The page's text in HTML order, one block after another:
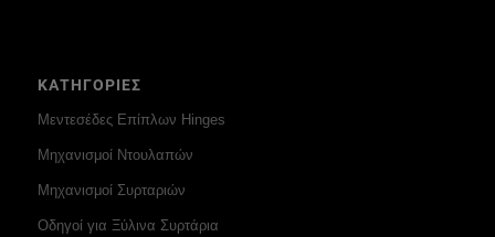
ΚΑΤΗΓΟΡΙΕΣ
Μεντεσέδες Επίπλων Hinges
Μηχανισμοί Ντουλαπών
Μηχανισμοί Συρταριών
Οδηγοί για Ξύλινα Συρτάρια